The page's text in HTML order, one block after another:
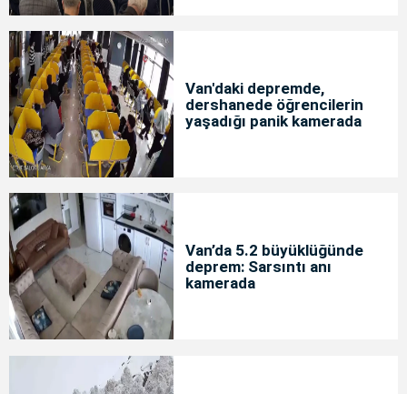
Van'daki depremde,
dershanede öğrencilerin
yaşadığı panik kamerada
Van’da 5.2 büyüklüğünde
deprem: Sarsıntı anı
kamerada